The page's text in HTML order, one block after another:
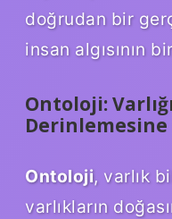
doğrudan bir
insan algısının
Ontoloji:
Ontoloji, varlık
varlıkların